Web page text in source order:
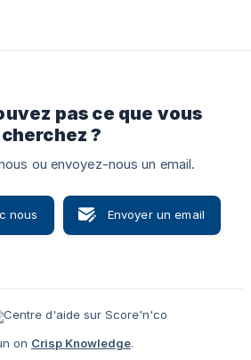
pas ce que vous
cherchez ?
ou envoyez-nous un email.
nous Envoyer un email
on Crisp Knowledge.